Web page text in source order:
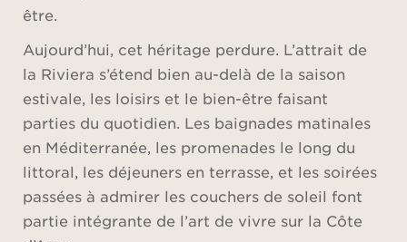
être.
Aujourd’hui, cet héritage perdure. L’attrait de
la Riviera s’étend bien au-delà de la saison
estivale, les loisirs et le bien-être faisant
parties du quotidien. Les baignades matinales
en Méditerranée, les promenades le long du
littoral, les déjeuners en terrasse, et les soirées
passées à admirer les couchers de soleil font
partie intégrante de l’art de vivre sur la Côte